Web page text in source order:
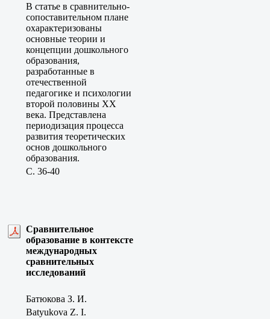
В статье в сравнительно-
сопоставительном плане
охарактеризованы
основные теории и
концепции дошкольного
образования,
разработанные в
отечественной
педагогике и психологии
второй половины ХХ
века. Представлена
периодизация процесса
развития теоретических
основ дошкольного
образования.
C. 36-40
Сравнительное
образование в контексте
международных
сравнительных
исследований
Батюкова З. И.
Batyukova Z. I.